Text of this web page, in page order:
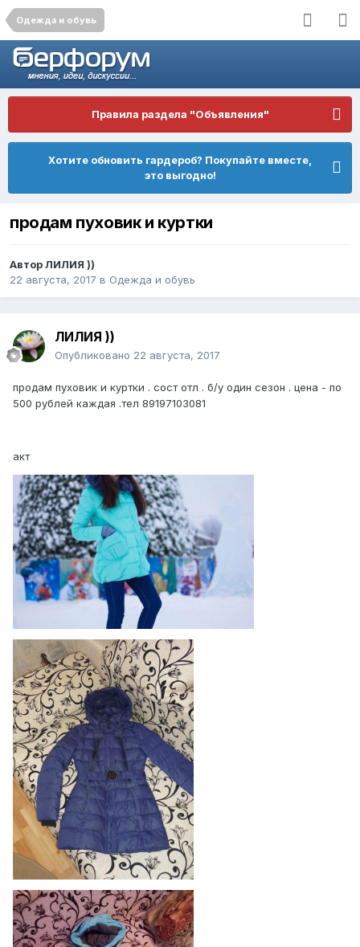
Одежда и обувь
Правила раздела "Объявления"
Хотите обновить гардероб? Покупайте вместе,
это выгодно!
продам пуховик и куртки
АвторЛИЛИЯ ))
22 августа, 2017 в Одежда и обувь
ЛИЛИЯ ))
Опубликовано 22 августа, 2017
продам пуховик и куртки . сост отл . б/у один сезон . цена - по
500 рублей каждая .тел 89197103081
акт